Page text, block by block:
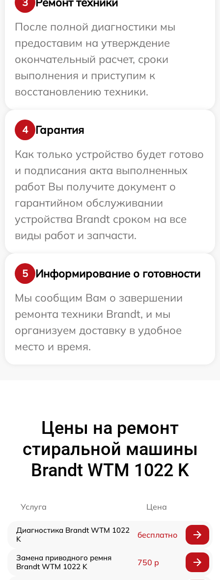
После полной диагностики мы
предоставим на утверждение
окончательный расчет, сроки
выполнения и приступим к
восстановлению техники.
4
Гарантия
Как только устройство будет готово
и подписания акта выполненных
работ Вы получите документ о
гарантийном обслуживании
устройства Brandt сроком на все
виды работ и запчасти.
5
Информирование о готовности
Мы сообщим Вам о завершении
ремонта техники Brandt, и мы
организуем доставку в удобное
место и время.
Цены на ремонт
стиральной машины
Brandt WTM 1022 K
Услуга Цена
Диагностика Brandt WTM 1022
K
бесплатно
Замена приводного ремня
Brandt WTM 1022 K
750 р